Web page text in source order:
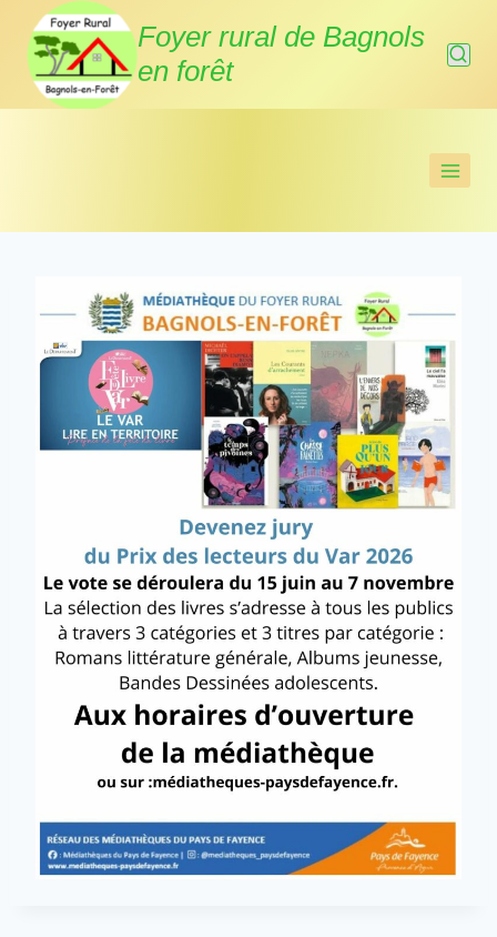
contenu
Foyer rural de Bagnols
en forêt